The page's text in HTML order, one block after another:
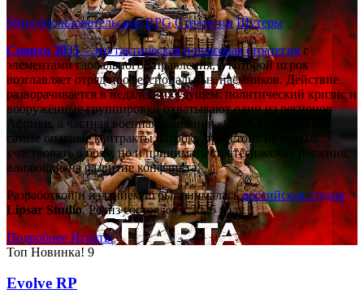
Многопользовательские RPG Стратегии Шутеры
Спарта 2035– это тактическаяпошаговая стратегияс
элементами глобального управления, в которой игрок
возглавляет отряд профессиональных наёмников. Действие
разворачивается в недалёком будущем: политический кризис и
вооружённые группировки охватывают один из регионов
Африки, а частная военная компания «Спарта» берётся за
самые опасные контракты. Игроку предстоит не только
участвовать в боях, но и принимать стратегические решения,
влияющие на развитие конфликта.
Разработкой и изданием игры занималасьроссийская студия
Lipsar Studio. Релиз состоялся в 2025 году.
Подробнее Играть!
Топ Новинка! 9
Evolve RP